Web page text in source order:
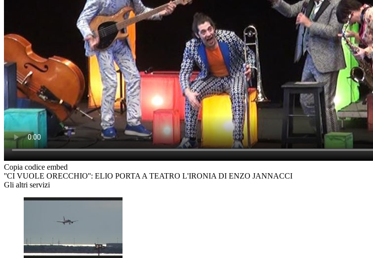
Copia codice embed
''CI VUOLE ORECCHIO'': ELIO PORTA A TEATRO L'IRONIA DI ENZO JANNACCI
Gli altri servizi